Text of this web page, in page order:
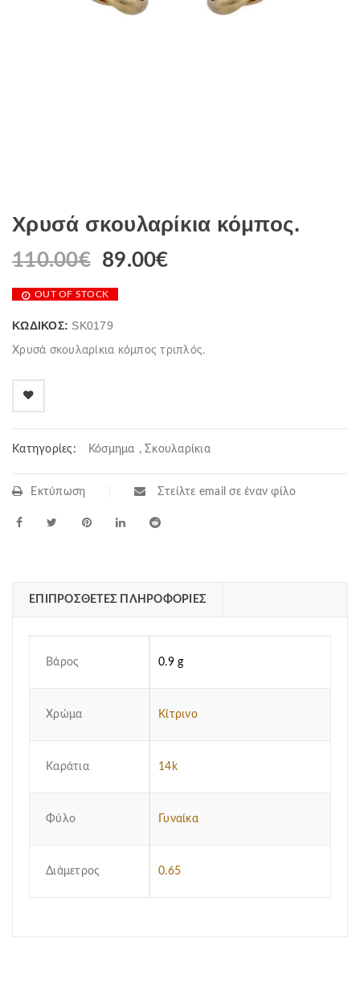
Χρυσά σκουλαρίκια κόμπος.
110.00€ 89.00€
OUT OF STOCK
ΚΩΔΙΚΌΣ: SK0179
Χρυσά σκουλαρίκια κόμπος τριπλός.
Κατηγορίες: Κόσμημα , Σκουλαρίκια
Εκτύπωση Στείλτε email σε έναν φίλο
ΕΠΙΠΡΌΣΘΕΤΕΣ ΠΛΗΡΟΦΟΡΊΕΣ
Βάρος 0.9 g
Χρώμα Κίτρινο
Καράτια 14k
Φύλο Γυναίκα
Διάμετρος 0.65